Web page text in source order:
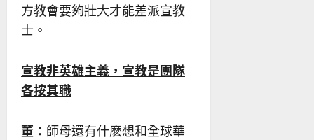
方教會要夠壯大才能差派宣教
士。
宣教非英雄主義，宣教是團隊
各按其職
董： 師母還有什麽想和全球華